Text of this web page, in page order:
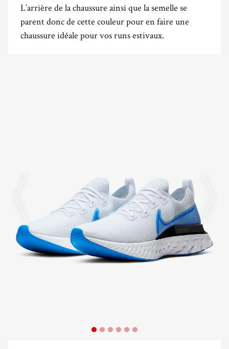
L’arrière de la chaussure ainsi que la semelle se
parent donc de cette couleur pour en faire une
chaussure idéale pour vos runs estivaux.